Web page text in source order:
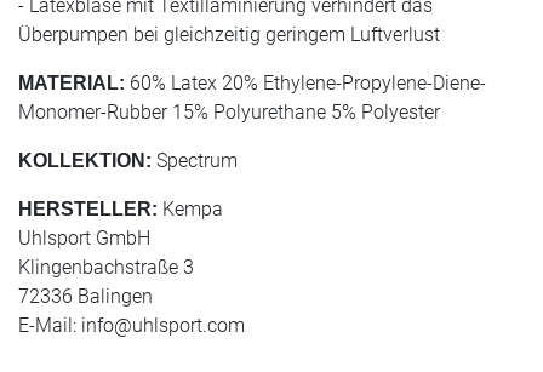
- Latexblase mit Textillaminierung verhindert das
Überpumpen bei gleichzeitig geringem Luftverlust
MATERIAL: 60% Latex 20% Ethylene-Propylene-Diene-
Monomer-Rubber 15% Polyurethane 5% Polyester
KOLLEKTION: Spectrum
HERSTELLER: Kempa
Uhlsport GmbH
Klingenbachstraße 3
72336 Balingen
E-Mail: info@uhlsport.com